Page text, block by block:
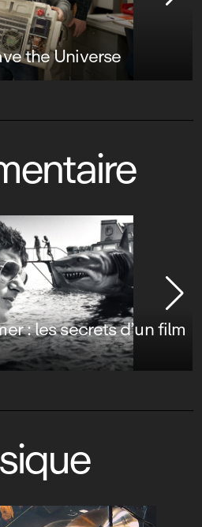
the Universe
: les secrets d’un film